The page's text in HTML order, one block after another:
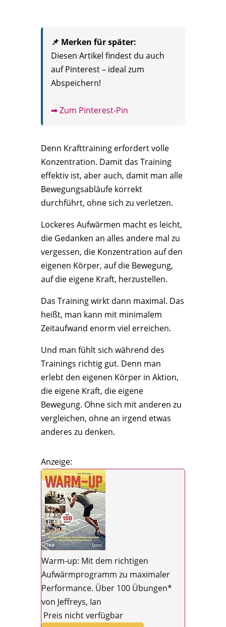
📌 Merken für später:
Diesen Artikel findest du auch
auf Pinterest – ideal zum
Abspeichern!
➡ Zum Pinterest-Pin
Denn Krafttraining erfordert volle
Konzentration. Damit das Training
effektiv ist, aber auch, damit man alle
Bewegungsabläufe korrekt
durchführt, ohne sich zu verletzen.
Lockeres Aufwärmen macht es leicht,
die Gedanken an alles andere mal zu
vergessen, die Konzentration auf den
eigenen Körper, auf die Bewegung,
auf die eigene Kraft, herzustellen.
Das Training wirkt dann maximal. Das
heißt, man kann mit minimalem
Zeitaufwand enorm viel erreichen.
Und man fühlt sich während des
Trainings richtig gut. Denn man
erlebt den eigenen Körper in Aktion,
die eigene Kraft, die eigene
Bewegung. Ohne sich mit anderen zu
vergleichen, ohne an irgend etwas
anderes zu denken.
Anzeige:
Warm-up: Mit dem richtigen
Aufwärmprogramm zu maximaler
Performance. Über 100 Übungen*
von Jeffreys, Ian
Preis nicht verfügbar